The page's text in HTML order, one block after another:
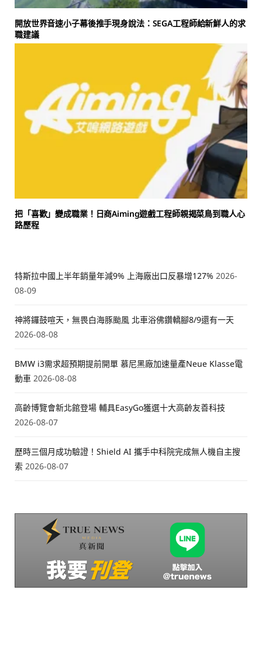
開放世界音速小子幕後推手現身說法：SEGA工程師給新鮮人的求
職建議
把「喜歡」變成職業！日商Aiming遊戲工程師親揭菜鳥到職人心
路歷程
特斯拉中國上半年銷量年減9% 上海廠出口反暴增127% 2026-
08-09
神將鑼鼓喧天，無畏白海豚颱風 北車浴佛鑽轎腳8/9還有一天
2026-08-08
BMW i3需求超預期提前開單 慕尼黑廠加速量產Neue Klasse電
動車 2026-08-08
高齡博覽會新北館登場 輔具EasyGo獲選十大高齡友善科技
2026-08-07
歷時三個月成功驗證！Shield AI 攜手中科院完成無人機自主搜
索 2026-08-07